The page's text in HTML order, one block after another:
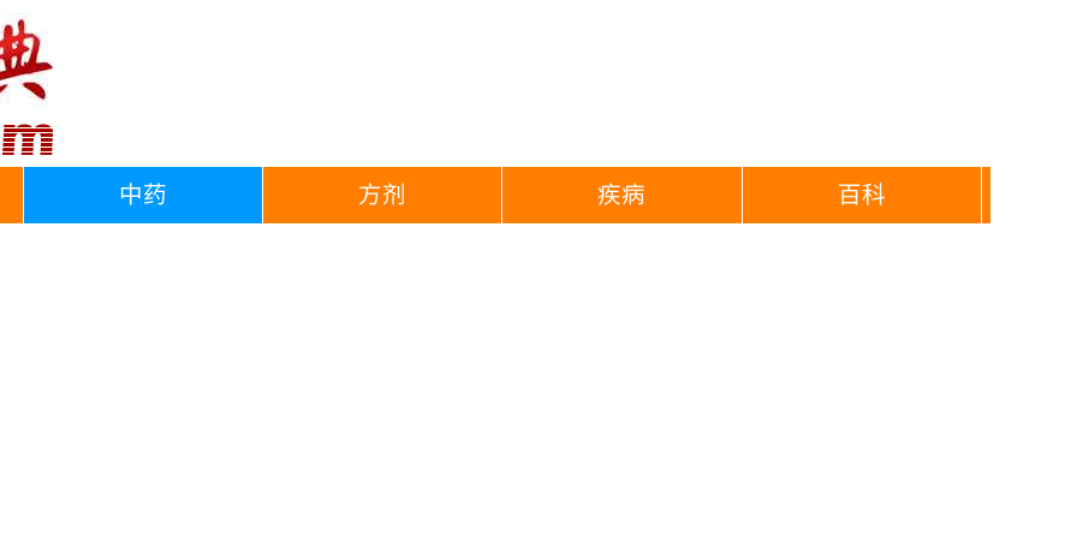
中药 方剂 疾病 百科